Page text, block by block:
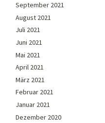
September 2021
August 2021
Juli 2021
Juni 2021
Mai 2021
April 2021
März 2021
Februar 2021
Januar 2021
Dezember 2020